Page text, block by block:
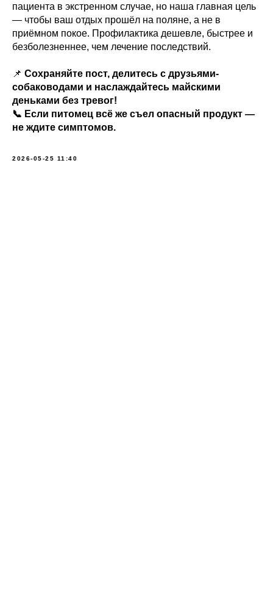
пациента в экстренном случае, но наша главная цель
— чтобы ваш отдых прошёл на поляне, а не в
приёмном покое. Профилактика дешевле, быстрее и
безболезненнее, чем лечение последствий.
📌 Сохраняйте пост, делитесь с друзьями-
собаководами и наслаждайтесь майскими
деньками без тревог!
📞 Если питомец всё же съел опасный продукт —
не ждите симптомов.
2026-05-25 11:40